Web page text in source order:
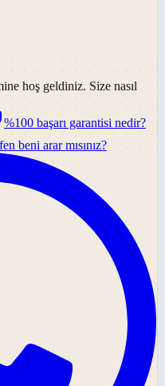
hoş geldiniz. Size nasıl
%100 başarı garantisi nedir?
beni arar mısınız?